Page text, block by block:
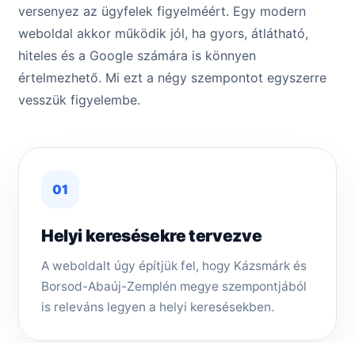
versenyez az ügyfelek figyelméért. Egy modern
weboldal akkor működik jól, ha gyors, átlátható,
hiteles és a Google számára is könnyen
értelmezhető. Mi ezt a négy szempontot egyszerre
vesszük figyelembe.
01
Helyi keresésekre tervezve
A weboldalt úgy építjük fel, hogy Kázsmárk és
Borsod-Abaúj-Zemplén megye szempontjából
is releváns legyen a helyi keresésekben.